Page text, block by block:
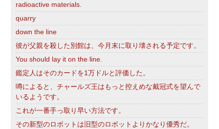
radioactive materials.
quarry
down the line
彼が父親を殺した別館は、今月末に取り壊される予定です。
You should lay it on the line.
鑑定人はそのカードを1万ドルと評価した。
噂によると、チャールズ王はもっと控えめな戴冠式を望んで
いるようです。
これが一番手っ取り早い方法です。
その新型のロボットは旧型のロボットよりかなり優秀だ。